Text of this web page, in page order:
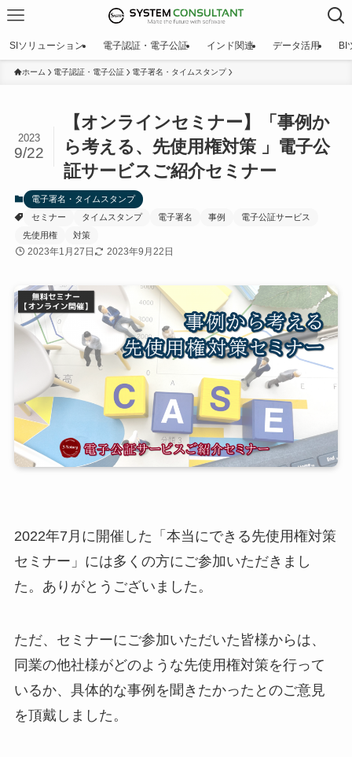
SIソリューション 電子認証・電子公証 インド関連 データ活用 BI
ホーム 電子認証・電子公証 電子署名・タイムスタンプ
【オンラインセミナー】「事例か
ら考える、先使用権対策 」電子公
証サービスご紹介セミナー
2023
9/22
電子署名・タイムスタンプ
セミナー
タイムスタンプ 電子署名 事例
電子公証サービス
先使用権
対策
2023年1月27日 2023年9月22日
2022年7月に開催した「本当にできる先使用権対策
セミナー」には多くの方にご参加いただきまし
た。ありがとうございました。
ただ、セミナーにご参加いただいた皆様からは、
同業の他社様がどのような先使用権対策を行って
いるか、具体的な事例を聞きたかったとのご意見
を頂戴しました。